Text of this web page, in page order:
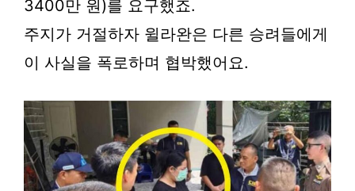
3400만 원)를 요구했죠.
주지가 거절하자 윌라완은 다른 승려들에게
이 사실을 폭로하며 협박했어요.